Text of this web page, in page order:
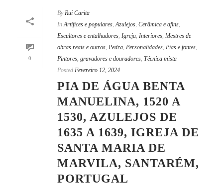
0
By Rui Carita
In Artífices e populares,Azulejos, Cerâmica e afins,
Escultores e entalhadores, Igreja, Interiores, Mestres de
obras reais e outros, Pedra, Personalidades, Pias e fontes,
Pintores, gravadores e douradores, Técnica mista
Posted Fevereiro 12, 2024
PIA DE ÁGUA BENTA
MANUELINA, 1520 A
1530, AZULEJOS DE
1635 A 1639, IGREJA DE
SANTA MARIA DE
MARVILA, SANTARÉM,
PORTUGAL